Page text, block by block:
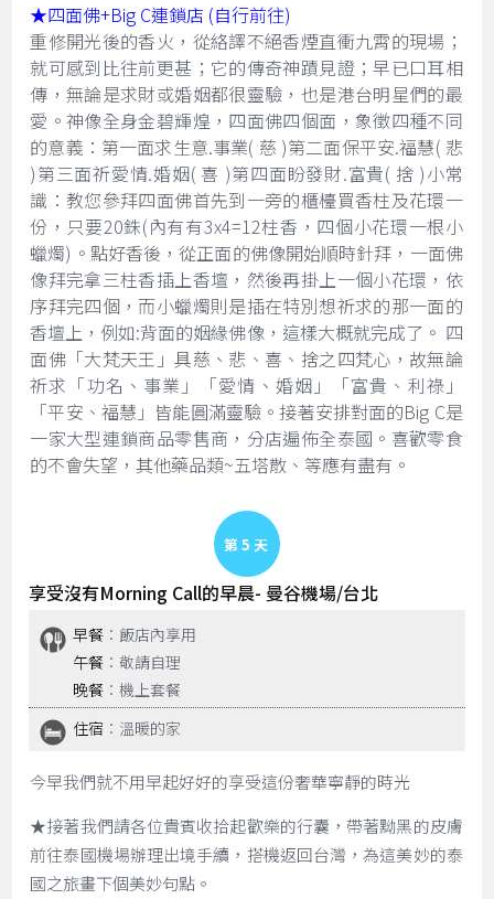
★四面佛+Big C連鎖店 (自行前往)
重修開光後的香火，從絡譯不絕香煙直衝九霄的現場；
就可感到比往前更甚；它的傳奇神蹟見證；早已口耳相
傳，無論是求財或婚姻都很靈驗，也是港台明星們的最
愛。神像全身金碧輝煌，四面佛四個面，象徵四種不同
的意義：第一面求生意.事業( 慈 )第二面保平安.福慧( 悲
)第三面祈愛情.婚姻( 喜 )第四面盼發財.富貴( 捨 )小常
識：教您參拜四面佛首先到一旁的櫃檯買香柱及花環一
份，只要20銖(內有有3x4=12柱香，四個小花環一根小
蠟燭)。點好香後，從正面的佛像開始順時針拜，一面佛
像拜完拿三柱香插上香壇，然後再掛上一個小花環，依
序拜完四個，而小蠟燭則是插在特別想祈求的那一面的
香壇上，例如:背面的姻緣佛像，這樣大概就完成了。 四
面佛「大梵天王」具慈、悲、喜、捨之四梵心，故無論
祈求「功名、事業」「愛情、婚姻」「富貴、利祿」
「平安、福慧」皆能圓滿靈驗。接著安排對面的Big C是
一家大型連鎖商品零售商，分店遍佈全泰國。喜歡零食
的不會失望，其他藥品類~五塔散、等應有盡有。
Day 5
享受沒有Morning Call的早晨- 曼谷機場/台北
早餐 ：飯店內享用
午餐 ：敬請自理
晚餐 ：機上套餐
住宿 ：溫暖的家
今早我們就不用早起好好的享受這份奢華寧靜的時光
★接著我們請各位貴賓收拾起歡樂的行囊，帶著黝黑的皮膚
前往泰國機場辦理出境手續，搭機返回台灣，為這美妙的泰
國之旅畫下個美妙句點。